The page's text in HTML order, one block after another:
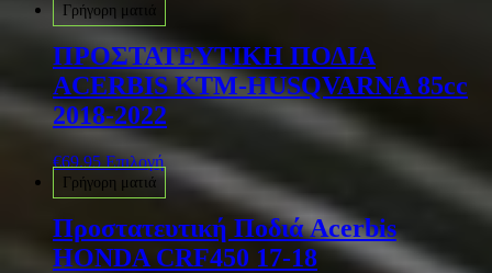
Γρήγορη ματιά
ΠΡΟΣΤΑΤΕΥΤΙΚΗ ΠΟΔΙΑ
ACERBIS KTM-HUSQVARNA 85cc
2018-2022
€69.95 Επιλογή
Γρήγορη ματιά
Προστατευτική Ποδιά Acerbis
HONDA CRF450 17-18